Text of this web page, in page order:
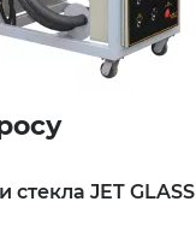
JET GLASS